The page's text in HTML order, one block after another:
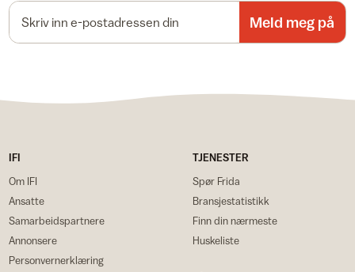
Meld meg på
IFI
Om IFI
Ansatte
Samarbeidspartnere
Annonsere
Personvernerklæring
TJENESTER
Spør Frida
Bransjestatistikk
Finn din nærmeste
Huskeliste